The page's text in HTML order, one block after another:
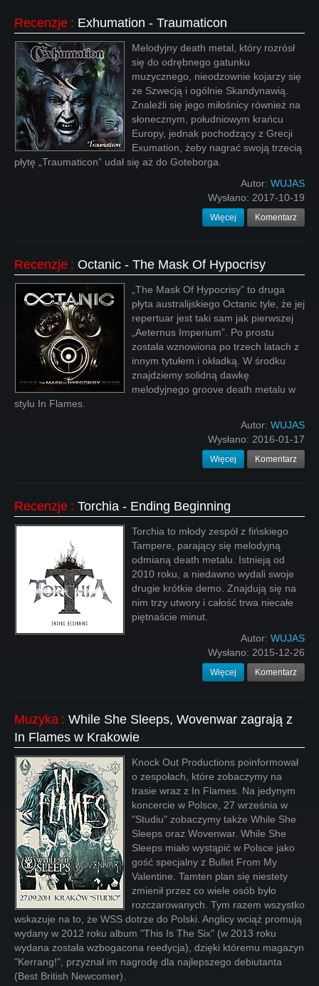
Recenzje : Exhumation - Traumaticon
Melodyjny death metal, który rozrósł
się do odrębnego gatunku
muzycznego, nieodzownie kojarzy się
ze Szwecją i ogólnie Skandynawią.
Znaleźli się jego miłośnicy również na
słonecznym, południowym krańcu
Europy, jednak pochodzący z Grecji
Exumation, żeby nagrać swoją trzecią
płytę „Traumaticon” udał się aż do Goteborga.
Autor: WUJAS
Wysłano: 2017-10-19
Więcej Komentarz
Recenzje : Octanic - The Mask Of Hypocrisy
„The Mask Of Hypocrisy” to druga
płyta australijskiego Octanic tyle, że jej
repertuar jest taki sam jak pierwszej
„Aeternus Imperium”. Po prostu
została wznowiona po trzech latach z
innym tytułem i okładką. W środku
znajdziemy solidną dawkę
melodyjnego groove death metalu w
stylu In Flames.
Autor: WUJAS
Wysłano: 2016-01-17
Więcej Komentarz
Recenzje : Torchia - Ending Beginning
Torchia to młody zespół z fińskiego
Tampere, parający się melodyjną
odmianą death metalu. Istnieją od
2010 roku, a niedawno wydali swoje
drugie krótkie demo. Znajdują się na
nim trzy utwory i całość trwa niecałe
piętnaście minut.
Autor: WUJAS
Wysłano: 2015-12-26
Więcej Komentarz
Muzyka : While She Sleeps, Wovenwar zagrają z
In Flames w Krakowie
Knock Out Productions poinformował
o zespołach, które zobaczymy na
trasie wraz z In Flames. Na jedynym
koncercie w Polsce, 27 września w
"Studiu" zobaczymy także While She
Sleeps oraz Wovenwar. While She
Sleeps miało wystąpić w Polsce jako
gość specjalny z Bullet From My
Valentine. Tamten plan się niestety
zmienił przez co wiele osób było
rozczarowanych. Tym razem wszystko
wskazuje na to, że WSS dotrze do Polski. Anglicy wciąż promują
wydany w 2012 roku album "This Is The Six" (w 2013 roku
wydana została wzbogacona reedycja), dzięki któremu magazyn
"Kerrang!", przyznał im nagrodę dla najlepszego debiutanta
(Best British Newcomer).